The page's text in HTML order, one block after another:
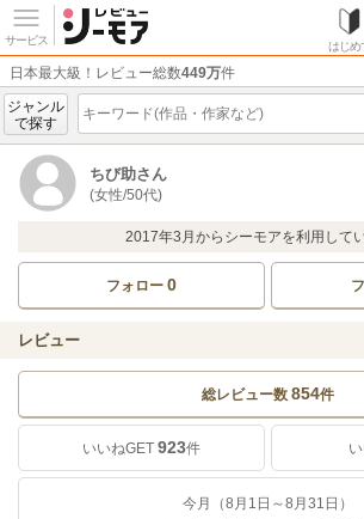
サービス はじめ
日本最大級！レビュー総数449万件
ジャンル
で探す
ちび助さん
(女性/50代)
2017年3月からシーモアを利用してい
フォロー 0
レビュー
総レビュー数 854件
いいねGET 923件
今月（8月1日～8月31日）